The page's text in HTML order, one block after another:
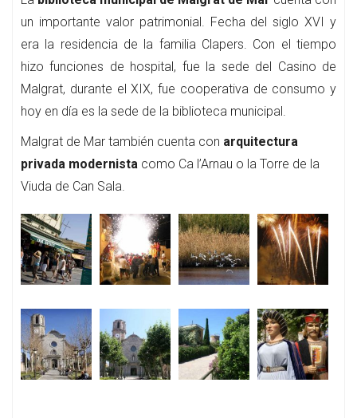
un importante valor patrimonial. Fecha del siglo XVI y
era la residencia de la familia Clapers. Con el tiempo
hizo funciones de hospital, fue la sede del Casino de
Malgrat, durante el XIX, fue cooperativa de consumo y
hoy en día es la sede de la biblioteca municipal.
Malgrat de Mar también cuenta con arquitectura
privada modernista como Ca l’Arnau o la Torre de la
Viuda de Can Sala.